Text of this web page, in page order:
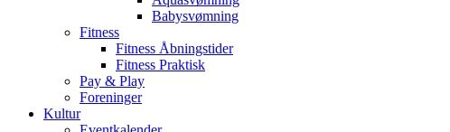
Babysvømning
Fitness
Fitness Åbningstider
Fitness Praktisk
Pay & Play
Foreninger
Kultur